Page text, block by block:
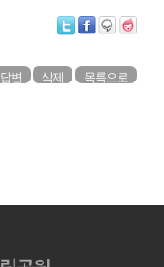
답변 삭제 목록으로